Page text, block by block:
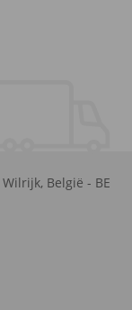
Wilrijk, België - BE